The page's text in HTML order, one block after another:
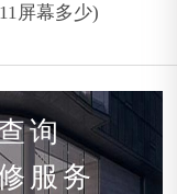
屏幕多少)
询
服务